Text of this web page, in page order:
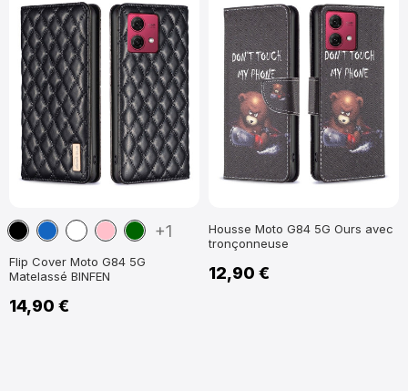
NoirBleuBlancRoseVert +1
Flip Cover Moto G84 5G
Matelassé BINFEN
14,90 €
Housse Moto G84 5G Ours avec
tronçonneuse
12,90 €